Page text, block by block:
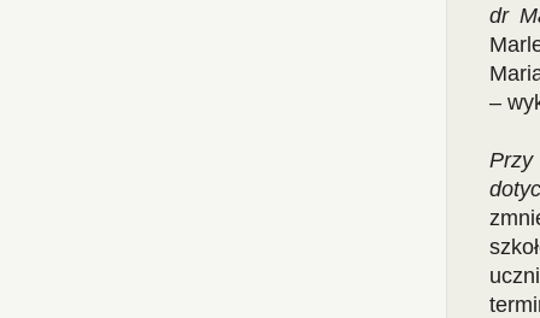
dr
–
Przy